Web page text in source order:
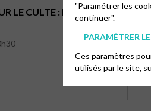
LE CULTE : LE 9 AOÛT
"Paramétrer les
continuer".
PARAMÉTRER
Ces paramètres
utilisés par le site,